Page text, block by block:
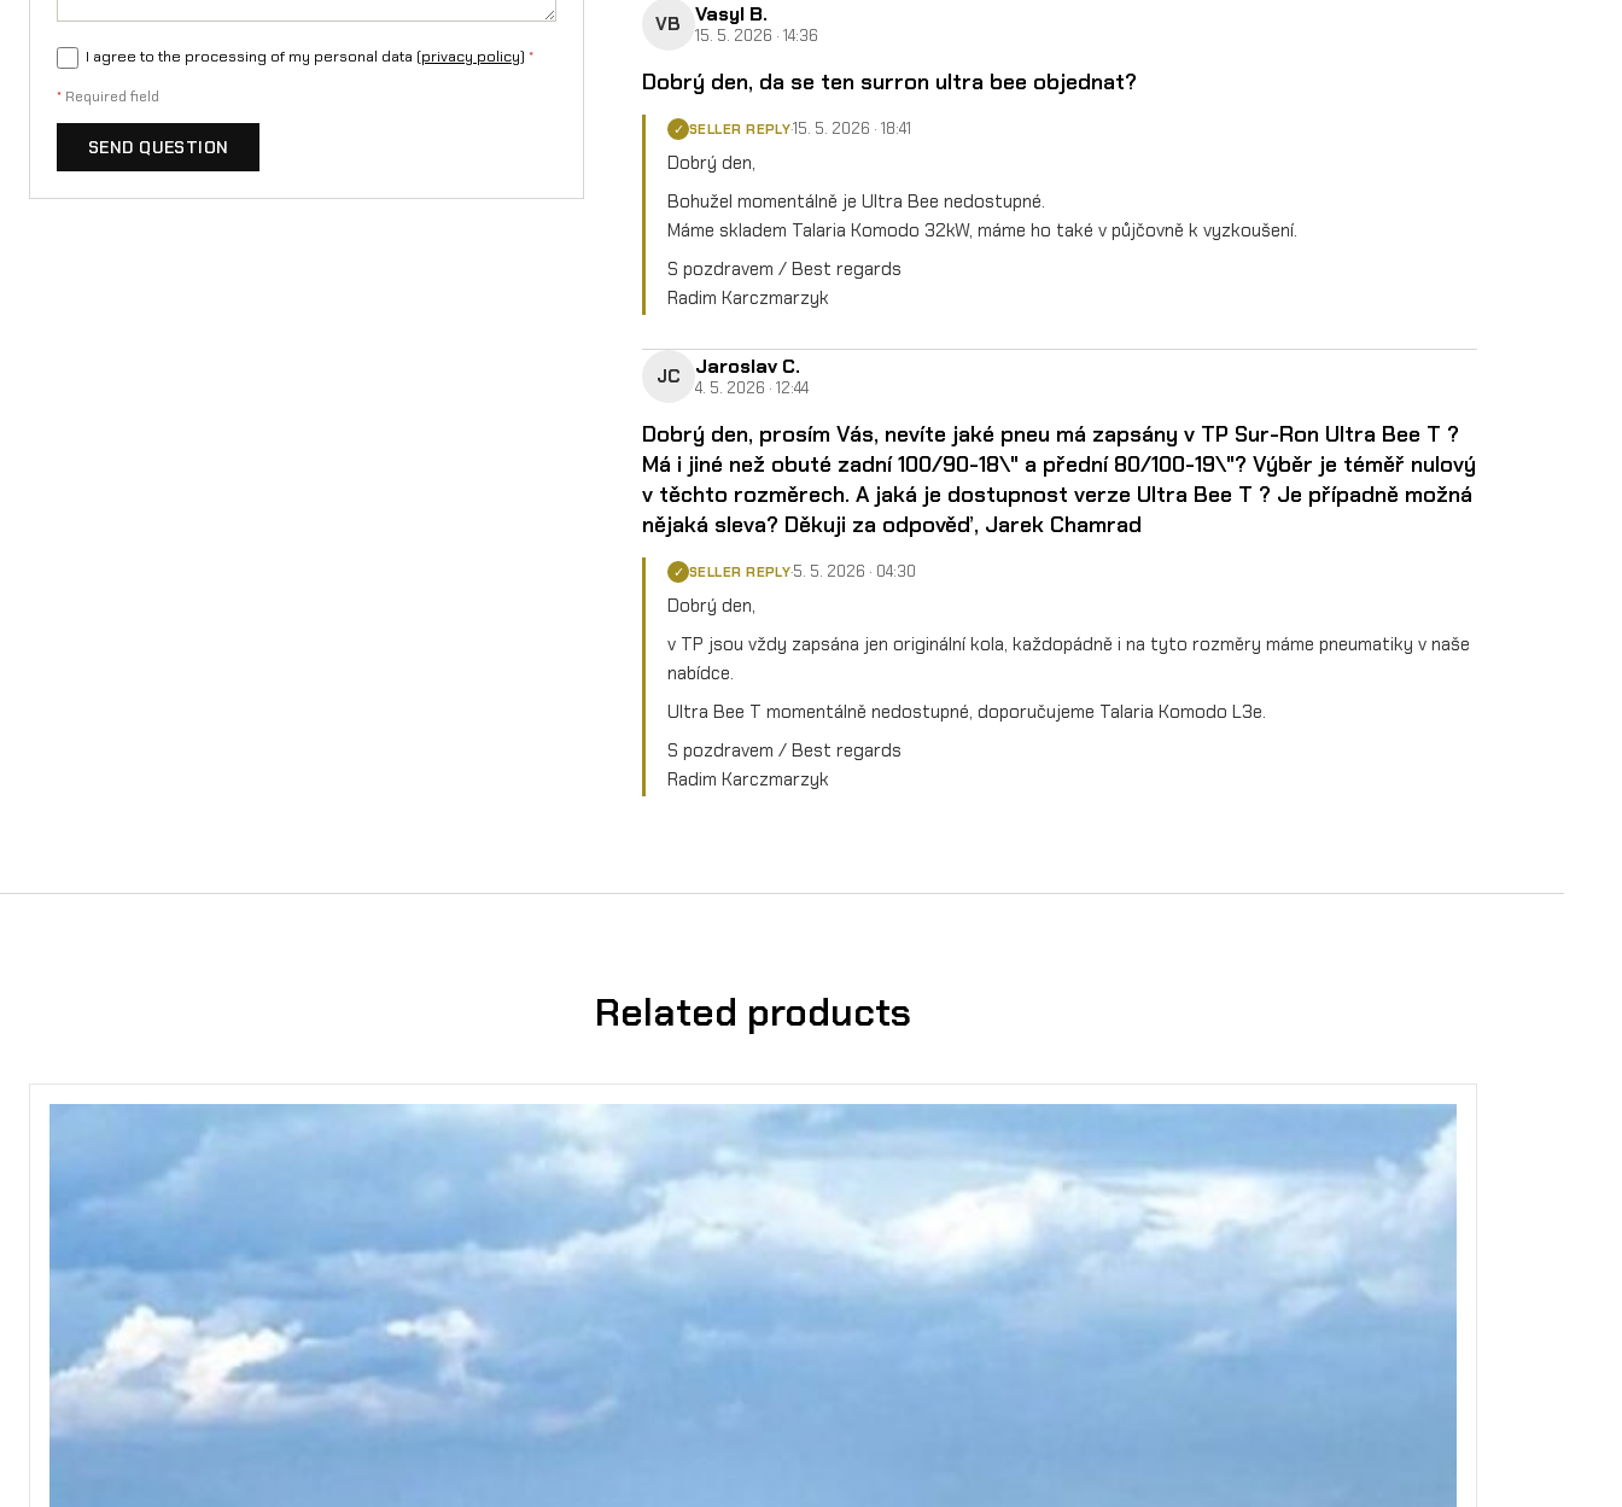
I agree to the processing of my personal data (privacy policy) *
* Required field
SEND QUESTION
VB Vasyl B.
15. 5. 2026 · 14:36
Dobrý den, da se ten surron ultra bee objednat?
✓ SELLER REPLY·15. 5. 2026 · 18:41
Dobrý den,
Bohužel momentálně je Ultra Bee nedostupné.
Máme skladem Talaria Komodo 32kW, máme ho také v půjčovně k vyzkoušení.
S pozdravem / Best regards
Radim Karczmarzyk
JC Jaroslav C.
4. 5. 2026 · 12:44
Dobrý den, prosím Vás, nevíte jaké pneu má zapsány v TP Sur-Ron Ultra Bee T ?
Má i jiné než obuté zadní 100/90-18\" a přední 80/100-19\"? Výběr je téměř nulový
v těchto rozměrech. A jaká je dostupnost verze Ultra Bee T ? Je případně možná
nějaká sleva? Děkuji za odpověď, Jarek Chamrad
✓ SELLER REPLY·5. 5. 2026 · 04:30
Dobrý den,
v TP jsou vždy zapsána jen originální kola, každopádně i na tyto rozměry máme pneumatiky v naše
nabídce.
Ultra Bee T momentálně nedostupné, doporučujeme Talaria Komodo L3e.
S pozdravem / Best regards
Radim Karczmarzyk
Related products